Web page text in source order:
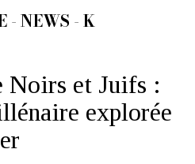
- NEWS - K
Noirs et Juifs :
explorée